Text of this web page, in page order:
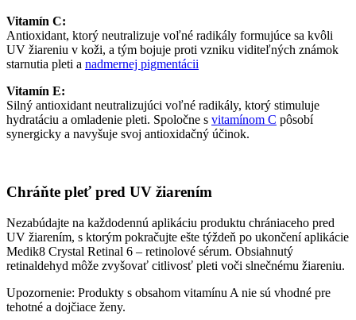
Vitamín C:
Antioxidant, ktorý neutralizuje voľné radikály formujúce sa kvôli
UV žiareniu v koži, a tým bojuje proti vzniku viditeľných známok
starnutia pleti a nadmernej pigmentácii
Vitamín E:
Silný antioxidant neutralizujúci voľné radikály, ktorý stimuluje
hydratáciu a omladenie pleti. Spoločne s vitamínom C pôsobí
synergicky a navyšuje svoj antioxidačný účinok.
Chráňte pleť pred UV žiarením
Nezabúdajte na každodennú aplikáciu produktu chrániaceho pred
UV žiarením, s ktorým pokračujte ešte týždeň po ukončení aplikácie
Medik8 Crystal Retinal 6 – retinolové sérum. Obsiahnutý
retinaldehyd môže zvyšovať citlivosť pleti voči slnečnému žiareniu.
Upozornenie: Produkty s obsahom vitamínu A nie sú vhodné pre
tehotné a dojčiace ženy.